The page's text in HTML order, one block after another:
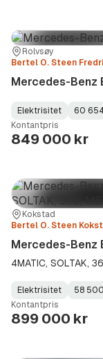
Sted:Rolvsøy
Forhandler:
Bertel O. Steen
Mercedes-Benz
Fuel
Type:
Elektrisitet
Kilometerstand:
60
Model
Year:
Gearbox
Type:
Kontantpris
849 000 kr
Sted:Kokstad
Forhandler:
Bertel O. Steen
Mercedes-Benz
4MATIC, SOLTAK,
Fuel
Type:
Elektrisitet
Kilometerstand:
58
Model
Year:
Gearbox
Type:
Kontantpris
899 000 kr